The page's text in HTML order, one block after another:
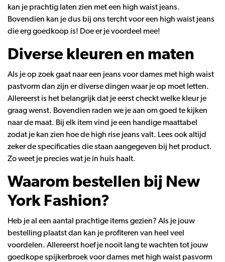
kan je prachtig laten zien met een high waist jeans.
Bovendien kan je dus bij ons tercht voor een high waist jeans
die erg goedkoop is! Doe er je voordeel mee!
Diverse kleuren en maten
Als je op zoek gaat naar een jeans voor dames met high waist
pastvorm dan zijn er diverse dingen waar je op moet letten.
Allereerst is het belangrijk dat je eerst checkt welke kleur je
graag wenst. Bovendien raden we je aan om goed te kijken
naar de maat. Bij elk item vind je een handige maattabel
zodat je kan zien hoe de high rise jeans valt. Lees ook altijd
zeker de specificaties die staan aangegeven bij het product.
Zo weet je precies wat je in huis haalt.
Waarom bestellen bij New
York Fashion?
Heb je al een aantal prachtige items gezien? Als je jouw
bestelling plaatst dan kan je profiteren van heel veel
voordelen. Allereerst hoef je nooit lang te wachten tot jouw
goedkope spijkerbroek voor dames met high waist pasvorm